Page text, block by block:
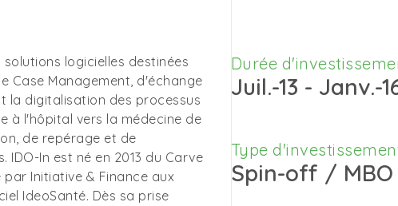
logicielles destinées
Case Management, d'échange
la digitalisation des processus
à l'hôpital vers la médecine de
de repérage et de
In est né en 2013 du Carve
Initiative & Finance aux
IdeoSanté. Dès sa prise
Durée
Juil.-13 - Janv.-
Type
Spin-off / MBO